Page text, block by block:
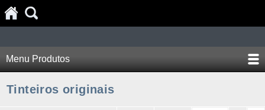
Menu Produtos
Tinteiros originais